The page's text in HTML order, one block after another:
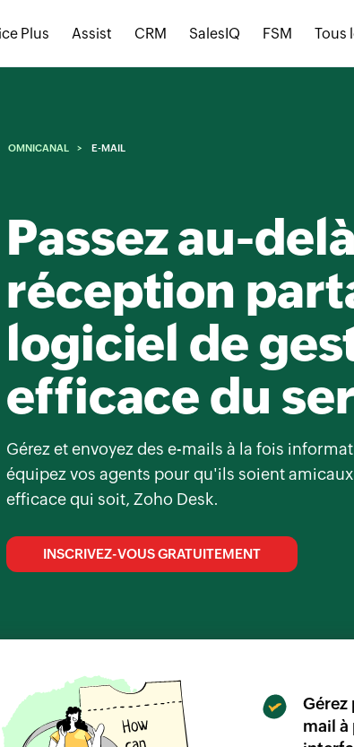
Plus Assist CRM SalesIQ FSM Tous
OMNICANAL E-MAIL
Passez au-
réception
logiciel de
efficace du
Gérez et envoyez des e-mails à la fois
équipez vos agents pour qu'ils soient
efficace qui soit, Zoho Desk.
INSCRIVEZ-VOUS GRATUITEMENT
Gérez
mail à